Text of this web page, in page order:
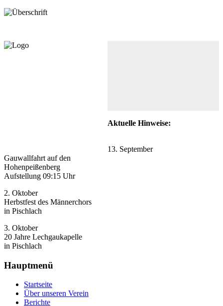
Aktuelle Hinweise:
13. September
Gauwallfahrt auf den
Hohenpeißenberg
Aufstellung 09:15 Uhr
2. Oktober
Herbstfest des Männerchors
in Pischlach
3. Oktober
20 Jahre Lechgaukapelle
in Pischlach
Hauptmenü
Startseite
Über unseren Verein
Berichte